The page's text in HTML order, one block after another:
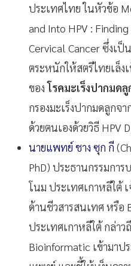
ประเทศไทย ในหัวข้อ
and Into HPV :
Cervical Cancer ซึ่งเป็
ตระหนักให้สตรีไทยเล็ง
ของโรคมะเร็งปากมดลู
กรองมะเร็งปากมดลูกจา
ด้วยตนเองด้วยวิธี HPV
นายแพทย์ ชาง ซุก กี
PhD) ประธานกรรมกา
โนม ประเทศเกาหลีใต้
ด้านชีวสารสนเทศ หรือ
ประเทศเกาหลีใต้ กล่าว
Bioinformatic เข้ามาป